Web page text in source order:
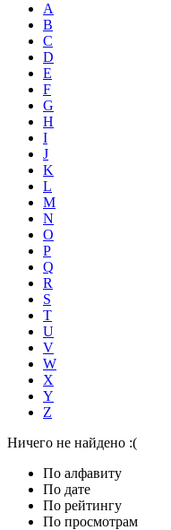
A
B
C
D
E
F
G
H
I
J
K
L
M
N
O
P
Q
R
S
T
U
V
W
X
Y
Z
Ничего не найдено :(
По алфавиту
По дате
По рейтингу
По просмотрам